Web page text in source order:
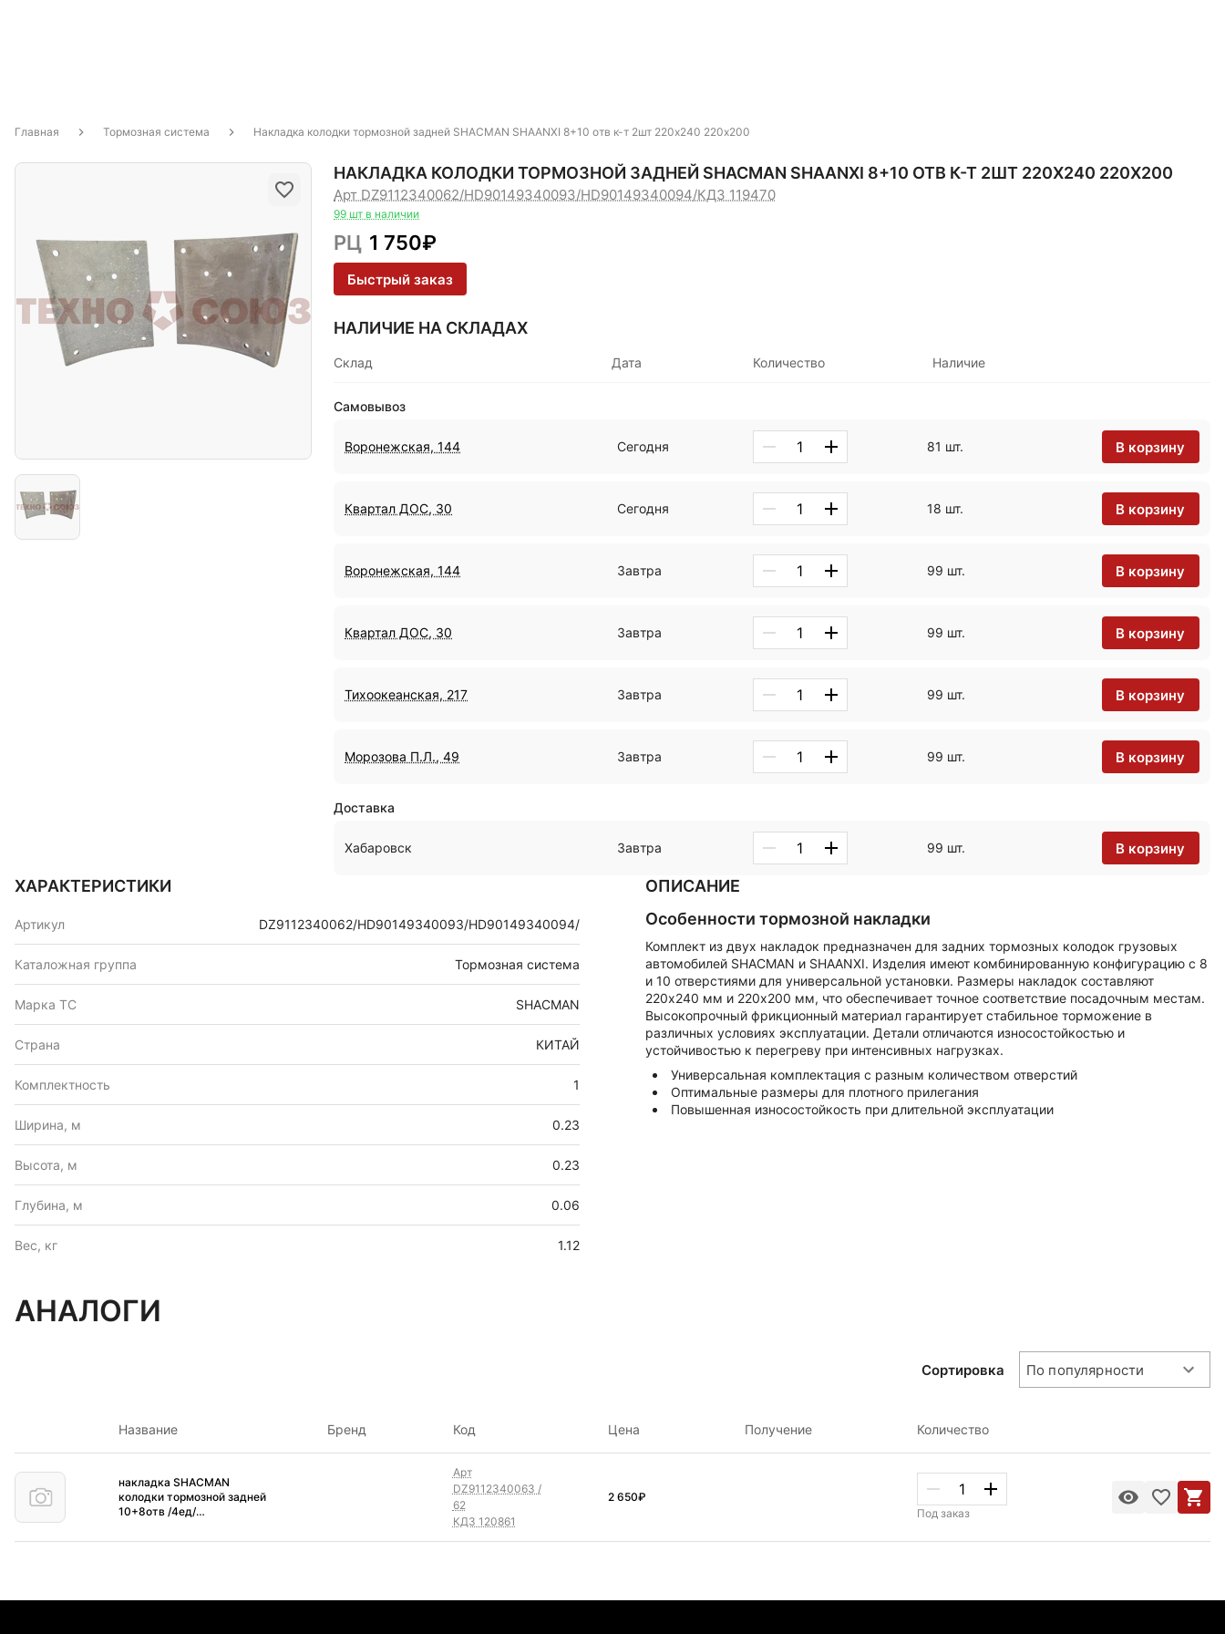
Главная Тормозная система Накладка колодки тормозной задней SHACMAN SHAANXI 8+10 отв к-т 2шт 220х240 220х200
НАКЛАДКА КОЛОДКИ ТОРМОЗНОЙ ЗАДНЕЙ SHACMAN SHAANXI 8+10 ОТВ К-Т 2ШТ 220Х240 220Х200
Арт DZ9112340062/HD90149340093/HD90149340094/КДЗ 119470
99 шт в наличии
РЦ 1 750₽
Быстрый заказ
НАЛИЧИЕ НА СКЛАДАХ
Склад Дата Количество Наличие
Самовывоз
Воронежская, 144 Сегодня 81 шт. В корзину
Квартал ДОС, 30 Сегодня 18 шт. В корзину
Воронежская, 144 Завтра 99 шт. В корзину
Квартал ДОС, 30 Завтра 99 шт. В корзину
Тихоокеанская, 217 Завтра 99 шт. В корзину
Морозова П.Л., 49 Завтра 99 шт. В корзину
Доставка
Хабаровск Завтра 99 шт. В корзину
ХАРАКТЕРИСТИКИ
Артикул DZ9112340062/HD90149340093/HD90149340094/
Каталожная группа Тормозная система
Марка ТС SHACMAN
Страна КИТАЙ
Комплектность 1
Ширина, м 0.23
Высота, м 0.23
Глубина, м 0.06
Вес, кг 1.12
ОПИСАНИЕ
Особенности тормозной накладки
Комплект из двух накладок предназначен для задних тормозных колодок грузовых
автомобилей SHACMAN и SHAANXI. Изделия имеют комбинированную конфигурацию с 8
и 10 отверстиями для универсальной установки. Размеры накладок составляют
220х240 мм и 220х200 мм, что обеспечивает точное соответствие посадочным местам.
Высокопрочный фрикционный материал гарантирует стабильное торможение в
различных условиях эксплуатации. Детали отличаются износостойкостью и
устойчивостью к перегреву при интенсивных нагрузках.
Универсальная комплектация с разным количеством отверстий
Оптимальные размеры для плотного прилегания
Повышенная износостойкость при длительной эксплуатации
АНАЛОГИ
Сортировка По популярности
Название Бренд Код Цена Получение Количество
накладка SHACMAN
колодки тормозной задней
10+8отв /4ед/
Арт
DZ9112340063 /
62
КДЗ 120861
2 650₽
Под заказ